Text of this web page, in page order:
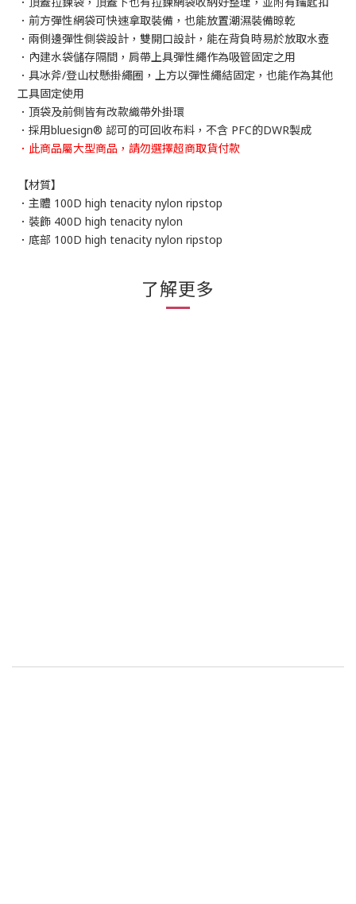
．前方彈性網袋可快速拿取裝備，也能放置潮濕裝備晾乾
．兩側邊彈性側袋設計，雙開口設計，能在背負時易於放取水壺
．內建水袋儲存隔間，肩帶上具彈性繩作為吸管固定之用
．具冰斧/登山杖懸掛繩圈，上方以彈性繩結固定，也能作為其他
工具固定使用
．頂袋及前側皆有改款織帶外掛環
．採用bluesign® 認可的可回收布料，不含 PFC的DWR製成
．此商品屬大型商品，請勿選擇超商取貨付款
【材質】
．主體 100D high tenacity nylon ripstop
．裝飾 400D high tenacity nylon
．底部 100D high tenacity nylon ripstop
了解更多